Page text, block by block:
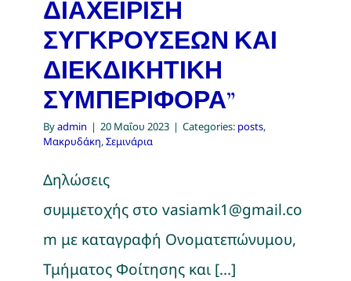
ΔΙΑΧΕΙΡΙΣΗ
ΣΥΓΚΡΟΥΣΕΩΝ ΚΑΙ
ΔΙΕΚΔΙΚΗΤΙΚΗ
ΣΥΜΠΕΡΙΦΟΡΑ”
Byadmin | 20 Μαΐου 2023 | Categories: posts,
Μακρυδάκη,Σεμινάρια
Δηλώσεις
συμμετοχής στο vasiamk1@gmail.co
m με καταγραφή Ονοματεπώνυμου,
Τμήματος Φοίτησης και [...]